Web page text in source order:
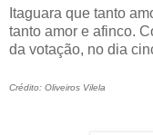
Itaguara que tanto
tanto amor e afinco.
da votação, no dia
Crédito: Oliveiros Vilela